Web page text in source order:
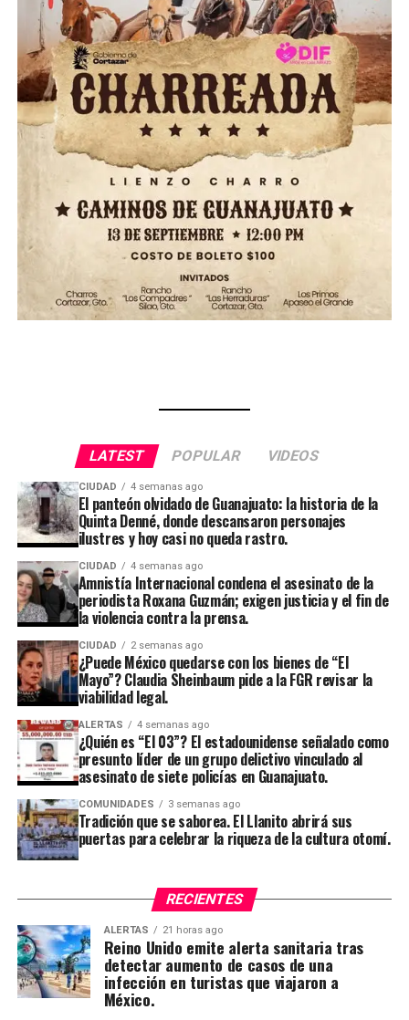
LATEST POPULAR VIDEOS
CIUDAD 4 semanas ago
El panteón olvidado de Guanajuato: la historia de la
Quinta Denné, donde descansaron personajes
ilustres y hoy casi no queda rastro.
CIUDAD 4 semanas ago
Amnistía Internacional condena el asesinato de la
periodista Roxana Guzmán; exigen justicia y el fin de
la violencia contra la prensa.
CIUDAD 2 semanas ago
¿Puede México quedarse con los bienes de “El
Mayo”? Claudia Sheinbaum pide a la FGR revisar la
viabilidad legal.
ALERTAS 4 semanas ago
¿Quién es “El 03”? El estadounidense señalado como
presunto líder de un grupo delictivo vinculado al
asesinato de siete policías en Guanajuato.
COMUNIDADES 3 semanas ago
Tradición que se saborea. El Llanito abrirá sus
puertas para celebrar la riqueza de la cultura otomí.
RECIENTES
ALERTAS 21 horas ago
Reino Unido emite alerta sanitaria tras
detectar aumento de casos de una
infección en turistas que viajaron a
México.